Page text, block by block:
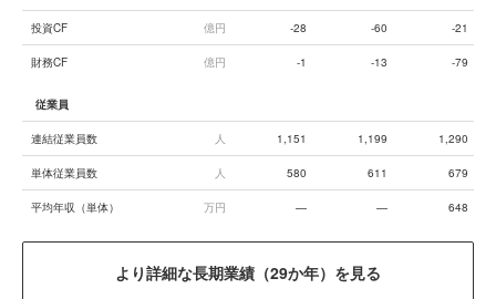
投資CF 億円 -28 -60 -21
財務CF 億円 -1 -13 -79
従業員
連結従業員数 人 1,151 1,199 1,290
単体従業員数 人 580 611 679
平均年収（単体） 万円 — — 648
より詳細な長期業績（29か年）を見る